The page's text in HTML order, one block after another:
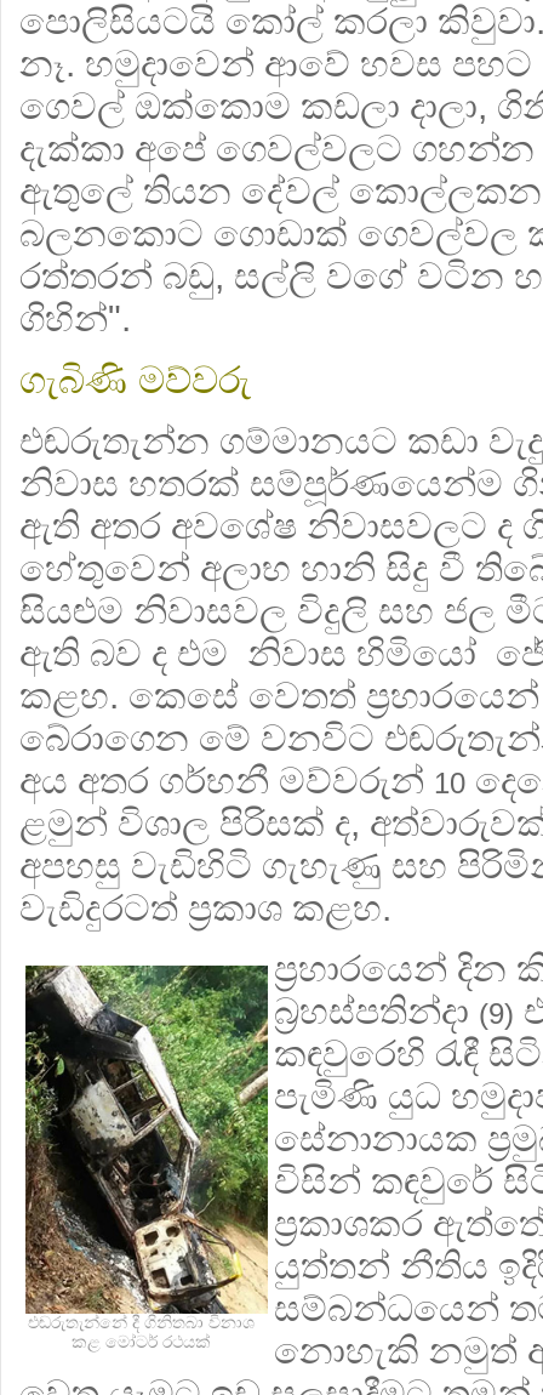
පොලිසියටයි කෝල් කරලා
නෑ. හමුදාවෙන් ආවේ හවස
ගෙවල් ඔක්කොම කඩලා දාලා,
දැක්කා අපේ ගෙවල්වලට
ඇතුලේ තියන දේවල්
බලනකොට ගොඩාක් ගෙවල්වල
රත්තරන් බඩු, සල්ලි වගේ වටින
ගිහින්".
ගැබිණි මව්වරු
එඬරුතැන්න ගම්මානයට කඩා
නිවාස හතරක් සම්පූර්ණයෙන්ම
ඇති අතර අවශේෂ නිවාසවලට ද
හේතුවෙන් අලාභ හානි සිදු වී
සියළුම නිවාසවල විදුලි සහ ජල
ඇති බව ද එම නිවාස හිමියෝ
කළහ. කෙසේ වෙතත් ප්‍රහාරයෙන්
බේරාගෙන මේ වනවිට
අය අතර ගර්භනී මව්වරුන් 10
ළමුන් විශාල පිරිසක් ද,
අපහසු වැඩිහිටි ගැහැණු සහ
වැඩිදුරටත් ප්‍රකාශ කළහ.
එඬරුතැන්නේ දී ගිනිතබා විනාශ
කළ මෝටර් රථයක්
ප්‍රහාරයෙන් දින
බ්‍රහස්පතින්දා (9)
කඳවුරෙහි රැඳී
පැමිණි යුධ
සේනානායක
විසින් කඳවුරේ
ප්‍රකාශකර
යුත්තන් නීතිය
සම්බන්ධයෙන්
නොහැකි නමුත්